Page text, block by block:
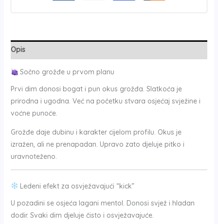
Opis
Sočno grožđe u prvom planu
Prvi dim donosi bogat i pun okus grožđa. Slatkoća je
prirodna i ugodna. Već na početku stvara osjećaj svježine i
voćne punoće.
Grožđe daje dubinu i karakter cijelom profilu. Okus je
izražen, ali ne prenapadan. Upravo zato djeluje pitko i
uravnoteženo.
Ledeni efekt za osvježavajući “kick”
U pozadini se osjeća lagani mentol. Donosi svjež i hladan
dodir. Svaki dim djeluje čisto i osvježavajuće.